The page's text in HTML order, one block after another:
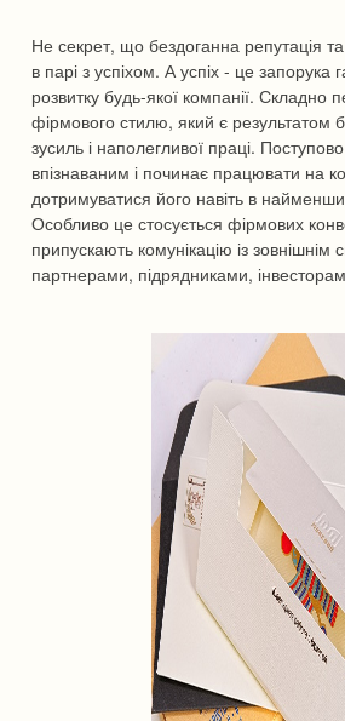
Не секрет, що бездоганна репутація
в парі з успіхом. А успіх - це запорука
розвитку будь-якої компанії. Складно
фірмового стилю, який є результатом
зусиль і наполегливої праці.
впізнаваним і починає працювати на
дотримуватися його навіть в
Особливо це стосується фірмових
припускають комунікацію із зовнішнім
партнерами, підрядниками,